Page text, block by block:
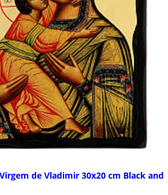
de Vladimir 30x20 cm Black and